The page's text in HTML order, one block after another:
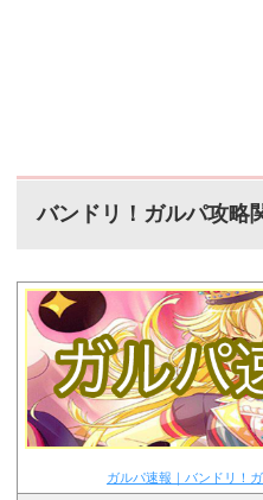
バンドリ！ガルパ攻略
ガルパ速報｜バンドリ！